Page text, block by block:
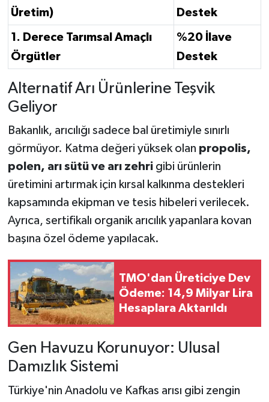
Üretim)
Destek
1. Derece Tarımsal Amaçlı
Örgütler
%20 İlave
Destek
Alternatif Arı Ürünlerine Teşvik
Geliyor
Bakanlık, arıcılığı sadece bal üretimiyle sınırlı
görmüyor. Katma değeri yüksek olan propolis,
polen, arı sütü ve arı zehrigibi ürünlerin
üretimini artırmak için kırsal kalkınma destekleri
kapsamında ekipman ve tesis hibeleri verilecek.
Ayrıca, sertifikalı organik arıcılık yapanlara kovan
başına özel ödeme yapılacak.
TMO'dan Üreticiye Dev
Ödeme: 14,9 Milyar Lira
Hesaplara Aktarıldı
Gen Havuzu Korunuyor: Ulusal
Damızlık Sistemi
Türkiye'nin Anadolu ve Kafkas arısı gibi zengin